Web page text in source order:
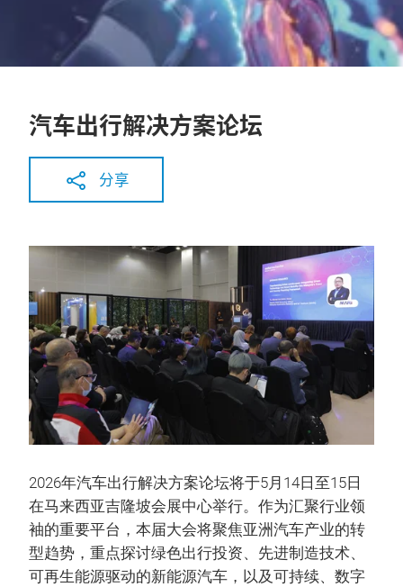
汽车出行解决方案论坛
分享
2026年汽车出行解决方案论坛将于5月14日至15日
在马来西亚吉隆坡会展中心举行。作为汇聚行业领
袖的重要平台，本届大会将聚焦亚洲汽车产业的转
型趋势，重点探讨绿色出行投资、先进制造技术、
可再生能源驱动的新能源汽车，以及可持续、数字